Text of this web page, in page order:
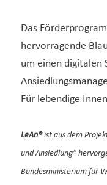
Das
hervorragende
um einen digitalen
Für lebendige
LeAn®ist aus dem
und Ansiedlung”
Bundesministerium für